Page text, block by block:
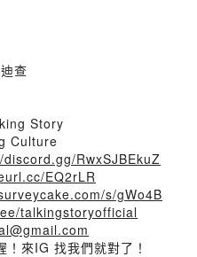
查
Story
Culture
RwxSJBEkuZ
EQ2rLR
s/gWo4B
talkingstoryofficial
來IG 找我們就對了！